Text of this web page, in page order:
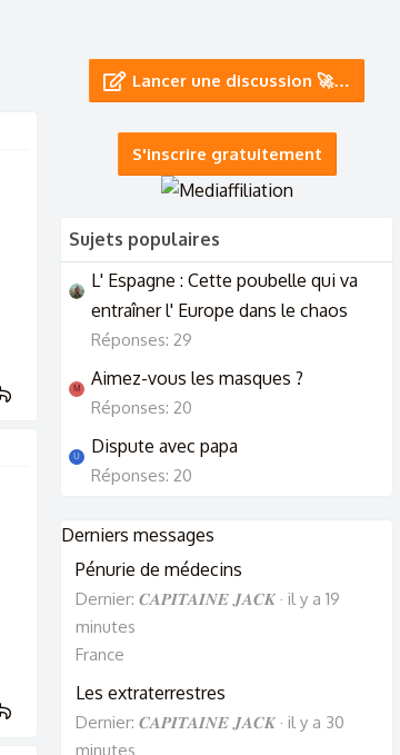
Lancer une discussion 🚀…
S'inscrire gratuitement
Sujets populaires
L' Espagne : Cette poubelle qui va
entraîner l' Europe dans le chaos
Réponses: 29
M Aimez-vous les masques ?
Réponses: 20
U Dispute avec papa
Réponses: 20
Derniers messages
Pénurie de médecins
Dernier: 𝑪𝑨𝑷𝑰𝑻𝑨𝑰𝑵𝑬 𝑱𝑨𝑪𝑲 il y a 19
minutes
France
Les extraterrestres
Dernier: 𝑪𝑨𝑷𝑰𝑻𝑨𝑰𝑵𝑬 𝑱𝑨𝑪𝑲 il y a 30
minutes